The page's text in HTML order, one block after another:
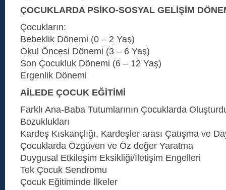
ÇOCUKLARDA PSİKO-SOSYAL GELİŞİM
Çocukların:
Bebeklik Dönemi (0 – 2 Yaş)
Okul Öncesi Dönemi (3 – 6 Yaş)
Son Çocukluk Dönemi (6 – 12 Yaş)
Ergenlik Dönemi
AİLEDE ÇOCUK EĞİTİMİ
Farklı Ana-Baba Tutumlarının Çocuklarda
Bozuklukları
Kardeş Kıskançlığı, Kardeşler arası Çatışma ve
Çocuklarda Özgüven ve Öz değer Yaratma
Duygusal Etkileşim Eksikliği/İletişim Engelleri
Tek Çocuk Sendromu
Çocuk Eğitiminde İlkeler